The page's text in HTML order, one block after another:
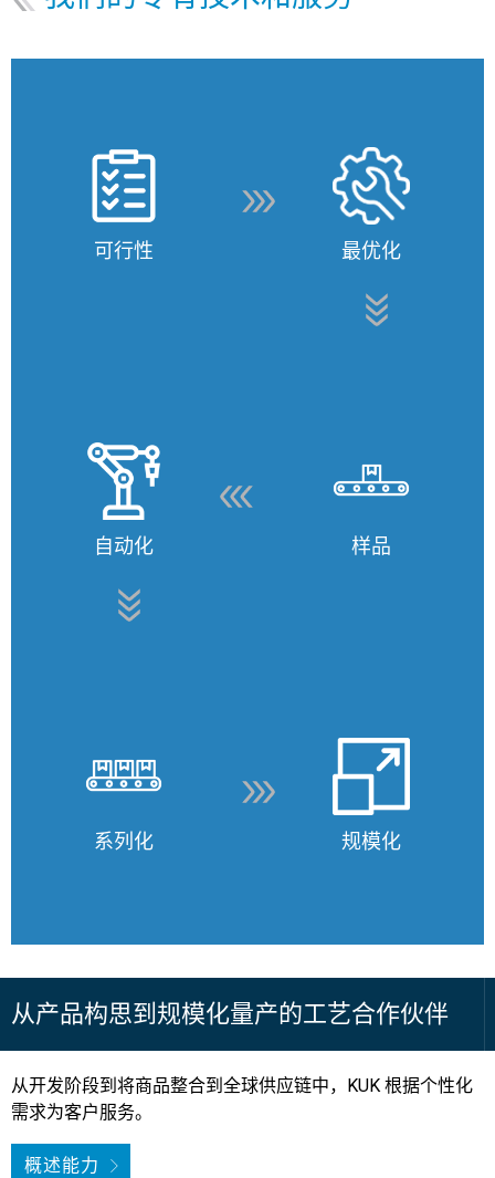
可行性 最优化
样品
自动化
系列化 规模化
从产品构思到规模化量产的工艺合作伙伴
从开发阶段到将商品整合到全球供应链中，KUK 根据个性化
需求为客户服务。
概述能力